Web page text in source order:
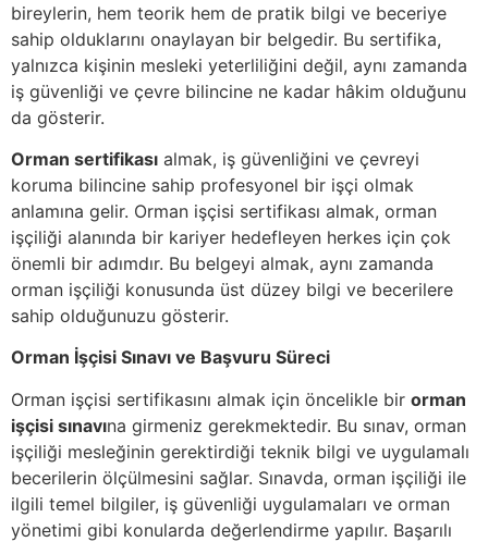
bireylerin, hem teorik hem de pratik bilgi ve beceriye
sahip olduklarını onaylayan bir belgedir. Bu sertifika,
yalnızca kişinin mesleki yeterliliğini değil, aynı zamanda
iş güvenliği ve çevre bilincine ne kadar hâkim olduğunu
da gösterir.
Orman sertifikası almak, iş güvenliğini ve çevreyi
koruma bilincine sahip profesyonel bir işçi olmak
anlamına gelir. Orman işçisi sertifikası almak, orman
işçiliği alanında bir kariyer hedefleyen herkes için çok
önemli bir adımdır. Bu belgeyi almak, aynı zamanda
orman işçiliği konusunda üst düzey bilgi ve becerilere
sahip olduğunuzu gösterir.
Orman İşçisi Sınavı ve Başvuru Süreci
Orman işçisi sertifikasını almak için öncelikle bir orman
işçisi sınavına girmeniz gerekmektedir. Bu sınav, orman
işçiliği mesleğinin gerektirdiği teknik bilgi ve uygulamalı
becerilerin ölçülmesini sağlar. Sınavda, orman işçiliği ile
ilgili temel bilgiler, iş güvenliği uygulamaları ve orman
yönetimi gibi konularda değerlendirme yapılır. Başarılı